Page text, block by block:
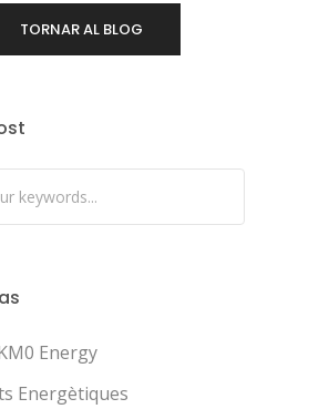
TORNAR AL BLOG
Energy
Energètiques